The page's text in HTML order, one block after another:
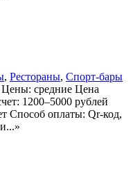
, Рестораны, Спорт-бары
Цены: средние Цена
1200–5000 рублей
Способ оплаты: Qr-код,